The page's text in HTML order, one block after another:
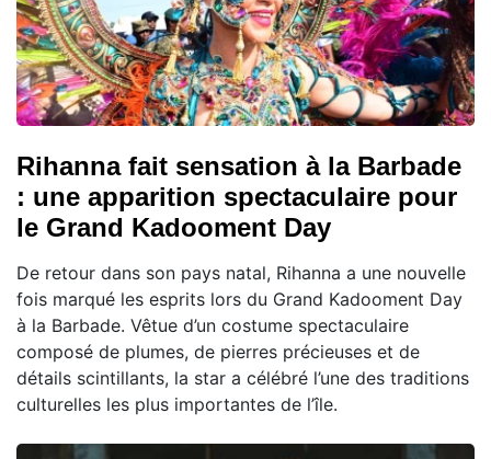
Rihanna fait sensation à la Barbade
: une apparition spectaculaire pour
le Grand Kadooment Day
De retour dans son pays natal, Rihanna a une nouvelle
fois marqué les esprits lors du Grand Kadooment Day
à la Barbade. Vêtue d’un costume spectaculaire
composé de plumes, de pierres précieuses et de
détails scintillants, la star a célébré l’une des traditions
culturelles les plus importantes de l’île.